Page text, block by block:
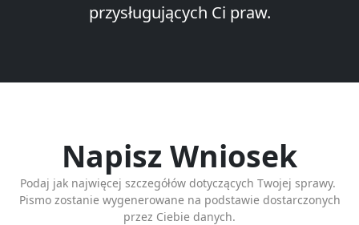
przysługujących Ci praw.
Napisz Wniosek
Podaj jak najwięcej szczegółów dotyczących Twojej sprawy.
Pismo zostanie wygenerowane na podstawie dostarczonych
przez Ciebie danych.